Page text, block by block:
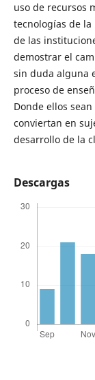
uso de recursos
tecnologías de
de las
demostrar el
sin duda alguna
proceso de
Donde ellos
conviertan en
desarrollo de la
Descargas